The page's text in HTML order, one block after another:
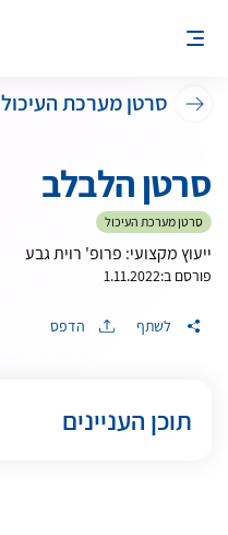
סרטן מערכת העיכול
סרטן הלבלב
סרטן מערכת העיכול
ייעוץ מקצועי: פרופ' רוית גבע
פורסם ב:1.11.2022
תוכן העניינים